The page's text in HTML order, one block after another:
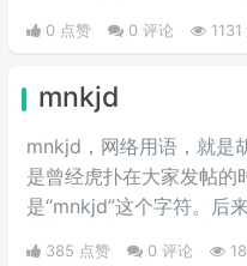
三倍速也被看作是夏亚登
0 点赞 0 评论
mnkjd
mnkjd，网络用语，就是
是曾经虎扑在大家发帖的
是“mnkjd”这个字符。后
成意思为胡说八道，比
385 点赞 0 评论